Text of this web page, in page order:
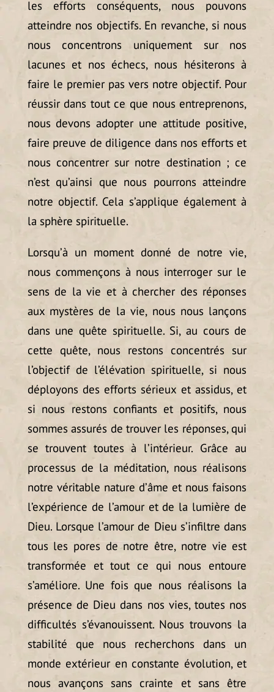
les efforts conséquents, nous pouvons
atteindre nos objectifs. En revanche, si nous
nous concentrons uniquement sur nos
lacunes et nos échecs, nous hésiterons à
faire le premier pas vers notre objectif. Pour
réussir dans tout ce que nous entreprenons,
nous devons adopter une attitude positive,
faire preuve de diligence dans nos efforts et
nous concentrer sur notre destination ; ce
n’est qu’ainsi que nous pourrons atteindre
notre objectif. Cela s’applique également à
la sphère spirituelle.
Lorsqu’à un moment donné de notre vie,
nous commençons à nous interroger sur le
sens de la vie et à chercher des réponses
aux mystères de la vie, nous nous lançons
dans une quête spirituelle. Si, au cours de
cette quête, nous restons concentrés sur
l’objectif de l’élévation spirituelle, si nous
déployons des efforts sérieux et assidus, et
si nous restons confiants et positifs, nous
sommes assurés de trouver les réponses, qui
se trouvent toutes à l’intérieur. Grâce au
processus de la méditation, nous réalisons
notre véritable nature d’âme et nous faisons
l’expérience de l’amour et de la lumière de
Dieu. Lorsque l’amour de Dieu s’infiltre dans
tous les pores de notre être, notre vie est
transformée et tout ce qui nous entoure
s’améliore. Une fois que nous réalisons la
présence de Dieu dans nos vies, toutes nos
difficultés s’évanouissent. Nous trouvons la
stabilité que nous recherchons dans un
monde extérieur en constante évolution, et
nous avançons sans crainte et sans être